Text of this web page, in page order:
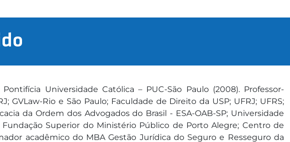
Universidade Católica – PUC-São Paulo (2008). Professor-
GVLaw-Rio e São Paulo; Faculdade de Direito da USP; UFRJ; UFRS;
da Ordem dos Advogados do Brasil - ESA-OAB-SP; Universidade
Superior do Ministério Público de Porto Alegre; Centro de
acadêmico do MBA Gestão Jurídica do Seguro e Resseguro da